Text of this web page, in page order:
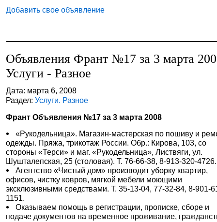
Добавить свое объявление
Объявления Франт №17 за 3 марта
Услуги - Разное
Дата: марта 6, 2008
Раздел:Услуги. Разное
Франт Объявления №17 за 3 марта 2008
«Рукодельница». Магазин-мастерская по пошиву и
одежды. Пряжа, трикотаж России. Обр.: Кирова, 103, со
стороны «Терси» и маг. «Рукодельница», Листвяги, ул.
Шушталепская, 25 (столовая). Т. 76-66-38, 8-913-320-4726.
Агентство «Чистый дом» производит уборку квартир,
офисов, чистку ковров, мягкой мебели моющими
эксклюзивными средствами. Т. 35-13-04, 77-32-84, 8-901-
1151.
Оказываем помощь в регистрации, прописке, сборе и
подаче документов на временное проживание,